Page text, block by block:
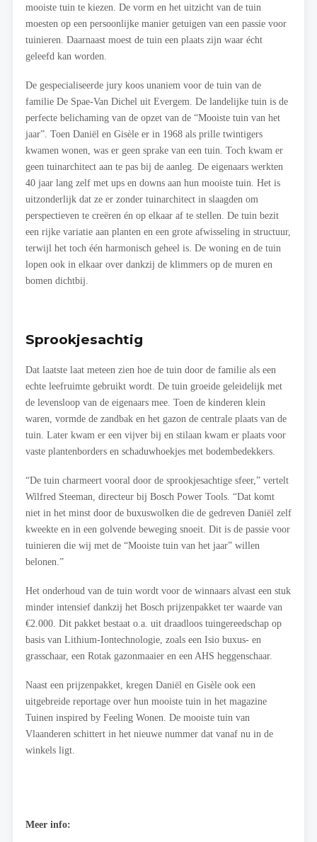
mooiste tuin te kiezen. De vorm en het uitzicht van de tuin
moesten op een persoonlijke manier getuigen van een passie voor
tuinieren. Daarnaast moest de tuin een plaats zijn waar écht
geleefd kan worden.
De gespecialiseerde jury koos unaniem voor de tuin van de
familie De Spae-Van Dichel uit Evergem. De landelijke tuin is de
perfecte belichaming van de opzet van de “Mooiste tuin van het
jaar”. Toen Daniël en Gisèle er in 1968 als prille twintigers
kwamen wonen, was er geen sprake van een tuin. Toch kwam er
geen tuinarchitect aan te pas bij de aanleg. De eigenaars werkten
40 jaar lang zelf met ups en downs aan hun mooiste tuin. Het is
uitzonderlijk dat ze er zonder tuinarchitect in slaagden om
perspectieven te creëren én op elkaar af te stellen. De tuin bezit
een rijke variatie aan planten en een grote afwisseling in structuur,
terwijl het toch één harmonisch geheel is. De woning en de tuin
lopen ook in elkaar over dankzij de klimmers op de muren en
bomen dichtbij.
Sprookjesachtig
Dat laatste laat meteen zien hoe de tuin door de familie als een
echte leefruimte gebruikt wordt. De tuin groeide geleidelijk met
de levensloop van de eigenaars mee. Toen de kinderen klein
waren, vormde de zandbak en het gazon de centrale plaats van de
tuin. Later kwam er een vijver bij en stilaan kwam er plaats voor
vaste plantenborders en schaduwhoekjes met bodembedekkers.
“De tuin charmeert vooral door de sprookjesachtige sfeer,” vertelt
Wilfred Steeman, directeur bij Bosch Power Tools. “Dat komt
niet in het minst door de buxuswolken die de gedreven Daniël zelf
kweekte en in een golvende beweging snoeit. Dit is de passie voor
tuinieren die wij met de “Mooiste tuin van het jaar” willen
belonen.”
Het onderhoud van de tuin wordt voor de winnaars alvast een stuk
minder intensief dankzij het Bosch prijzenpakket ter waarde van
€2.000. Dit pakket bestaat o.a. uit draadloos tuingereedschap op
basis van Lithium-Iontechnologie, zoals een Isio buxus- en
grasschaar, een Rotak gazonmaaier en een AHS heggenschaar.
Naast een prijzenpakket, kregen Daniël en Gisèle ook een
uitgebreide reportage over hun mooiste tuin in het magazine
Tuinen inspired by Feeling Wonen. De mooiste tuin van
Vlaanderen schittert in het nieuwe nummer dat vanaf nu in de
winkels ligt.
Meer info: